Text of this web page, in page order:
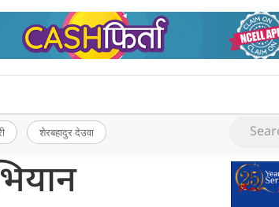
शेरबहादुर देउवा